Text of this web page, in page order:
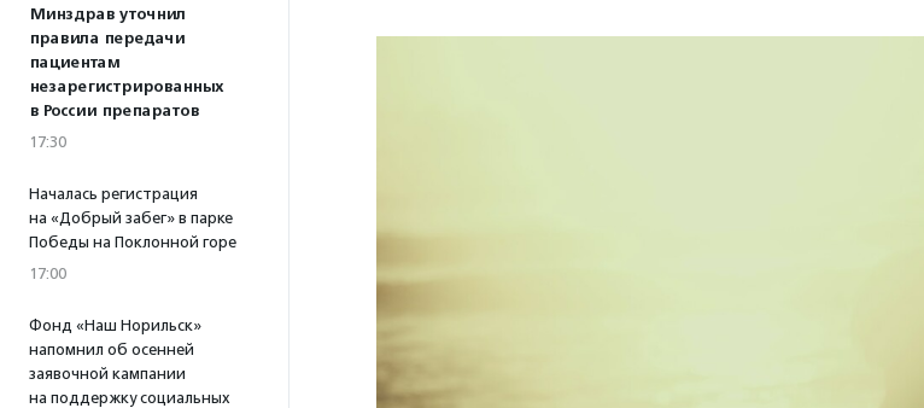
Минздрав уточнил
правила передачи
пациентам
незарегистрированных
в России препаратов
17:30
Началась регистрация
на «Добрый забег» в парке
Победы на Поклонной горе
17:00
Фонд «Наш Норильск»
напомнил об осенней
заявочной кампании
на поддержку социальных